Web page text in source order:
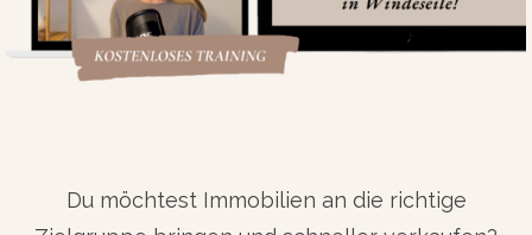
Du möchtest Immobilien an die richtige